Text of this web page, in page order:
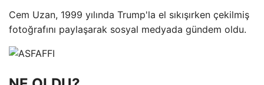
Cem Uzan, 1999 yılında Trump'la el sıkışırken çekilmiş
fotoğrafını paylaşarak sosyal medyada gündem oldu.